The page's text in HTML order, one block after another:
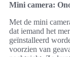
Mini camera:
Met de mini
dat iemand het
geïnstalleerd
voorzien van